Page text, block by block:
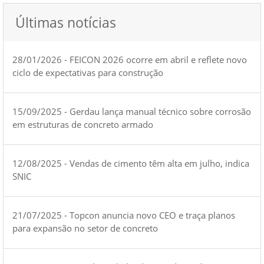
Últimas notícias
28/01/2026 - FEICON 2026 ocorre em abril e reflete novo
ciclo de expectativas para construção
15/09/2025 - Gerdau lança manual técnico sobre corrosão
em estruturas de concreto armado
12/08/2025 - Vendas de cimento têm alta em julho, indica
SNIC
21/07/2025 - Topcon anuncia novo CEO e traça planos
para expansão no setor de concreto